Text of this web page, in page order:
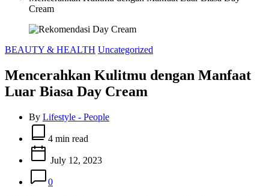
Cream
Categories
BEAUTY & HEALTH Uncategorized
Mencerahkan Kulitmu dengan Manfaat
Luar Biasa Day Cream
By Lifestyle - People
Estimated
read
time
4 min read
July 12, 2023
0